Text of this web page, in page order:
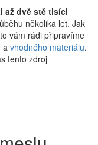
až dvě stě tisíci
několika let. Jak
vám rádi připravíme
a vhodného materiálu.
tento zdroj